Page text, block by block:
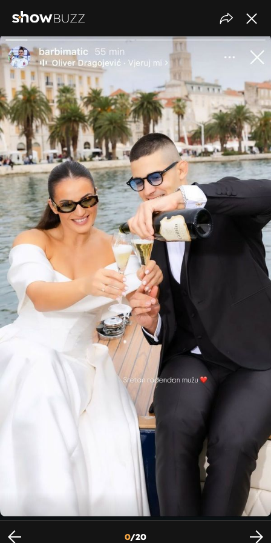
Barbara Matić sa suprugom - 3 Foto: Instagram
0/20